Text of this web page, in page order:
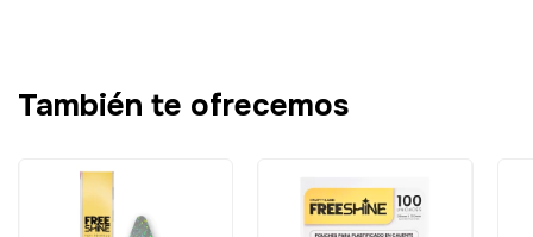
También te ofrecemos